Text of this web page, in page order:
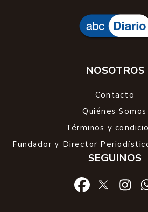
NOSOTROS
Contacto
Quiénes Somos
Términos y
Fundador y Director
SEGUINOS